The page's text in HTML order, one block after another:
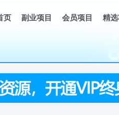
页 副业项目 会员项目 精